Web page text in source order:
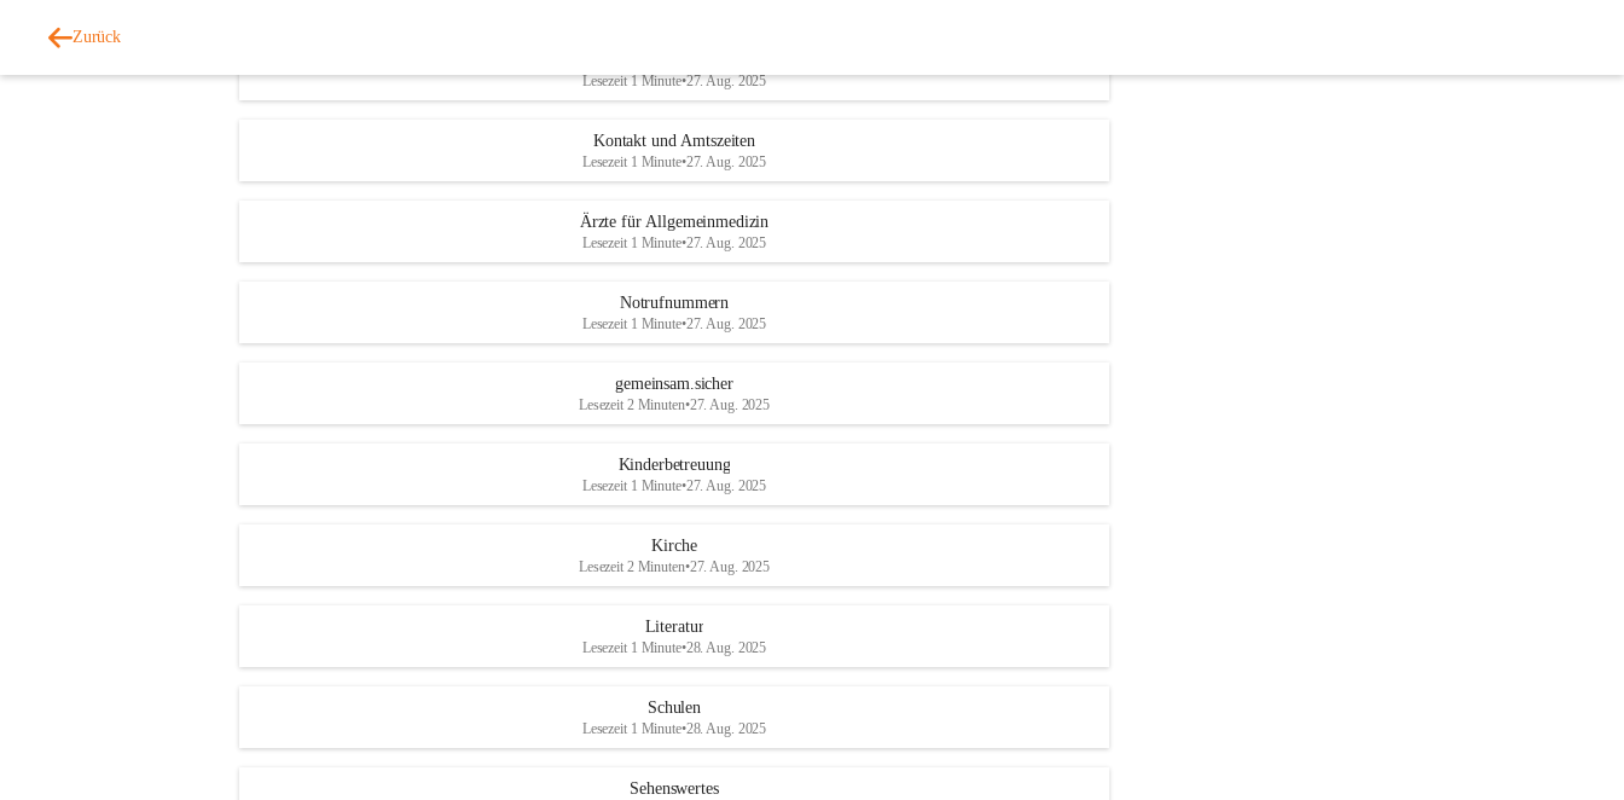
Zurück
Lesezeit 1 Minute•27. Aug. 2025
Kontakt und Amtszeiten
Lesezeit 1 Minute•27. Aug. 2025
Ärzte für Allgemeinmedizin
Lesezeit 1 Minute•27. Aug. 2025
Notrufnummern
Lesezeit 1 Minute•27. Aug. 2025
gemeinsam.sicher
Lesezeit 2 Minuten•27. Aug. 2025
Kinderbetreuung
Lesezeit 1 Minute•27. Aug. 2025
Kirche
Lesezeit 2 Minuten•27. Aug. 2025
Literatur
Lesezeit 1 Minute•28. Aug. 2025
Schulen
Lesezeit 1 Minute•28. Aug. 2025
Sehenswertes